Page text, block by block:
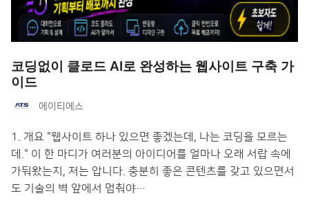
코딩없이 클로드 AI로 완성하는 웹사이트 구축 가
이드
에이티에스
1. 개요 "웹사이트 하나 있으면 좋겠는데, 나는 코딩을 모르는
데." 이 한 마디가 여러분의 아이디어를 얼마나 오래 서랍 속에
가둬왔는지, 저는 압니다. 충분히 좋은 콘텐츠를 갖고 있으면서
도 기술의 벽 앞에서 멈춰야…